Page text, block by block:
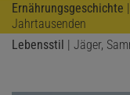
Ernährungsgeschichte
Jahrtausenden
Lebensstil
| Jäger,